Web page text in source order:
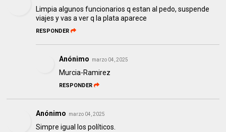
Limpia algunos funcionarios q estan al pedo, suspende
viajes y vas a ver q la plata aparece
RESPONDER
Anónimo marzo 04, 2025
Murcia-Ramirez
RESPONDER
Anónimo marzo 04, 2025
Simpre igual los políticos.